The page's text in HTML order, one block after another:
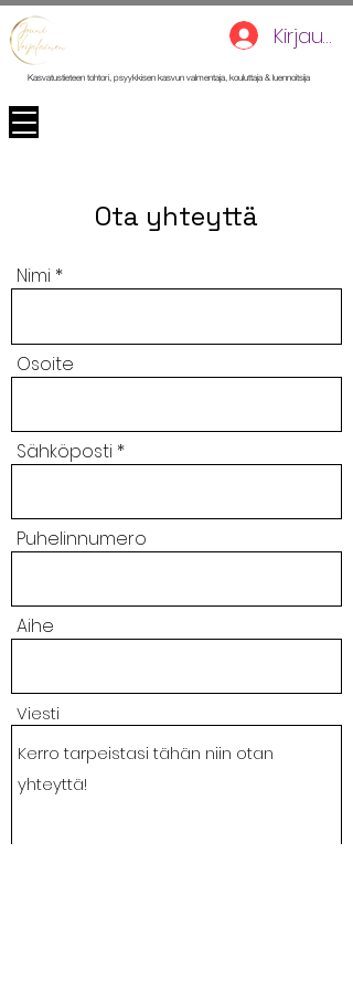
Kasvatustieteen tohtori, psyykkisen kasvun valmentaja, kouluttaja & luennoitsija
Kirjaudu
Ota yhteyttä
Nimi
Osoite
Sähköposti
Puhelinnumero
Aihe
Viesti